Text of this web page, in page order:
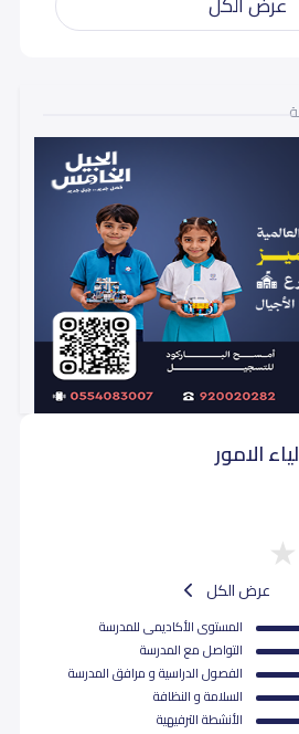
الامور
عرض الكل
المستوى اﻷكاديمى للمدرسة
التواصل مع المدرسة
الفصول الدراسية و مرافق المدرسة
السلامة و النظافة
اﻷنشطة الترفيهية